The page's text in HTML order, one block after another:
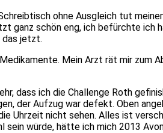
ohne Ausgleich tut
ganz schön eng, ich befürchte ich
das jetzt.
Mein Arzt rät mir zum
dass ich die Challenge Roth
der Aufzug war defekt. Oben
Uhrzeit nicht sehen. Alles ist
würde, hätte ich mich 2013